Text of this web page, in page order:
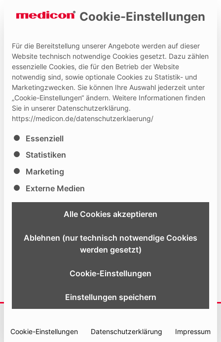
Hilfe und Kontakt Medicon Extranet
32nd Stuttgart Advanced
Course for Rhinoplasty
46
Website
Cookie-Einstellungen
Für die Bereitstellung unserer Angebote werden auf dieser
Website technisch notwendige Cookies gesetzt. Dazu zählen
essenzielle Cookies, die für den Betrieb der Website
notwendig sind, sowie optionale Cookies zu Statistik- und
Marketingzwecken. Sie können Ihre Auswahl jederzeit unter
„Cookie-Einstellungen“ ändern. Weitere Informationen finden
Sie in unserer Datenschutzerklärung.
https://medicon.de/datenschutzerklaerung/
Es folgt eine Liste der Service-Gruppen, für die eine
Essenziell
Statistiken
Marketing
Externe Medien
Alle Cookies akzeptieren
Ablehnen (nur technisch notwendige Cookies
werden gesetzt)
Cookie-Einstellungen
Einstellungen speichern
Cookie-Einstellungen Datenschutzerklärung Impressum